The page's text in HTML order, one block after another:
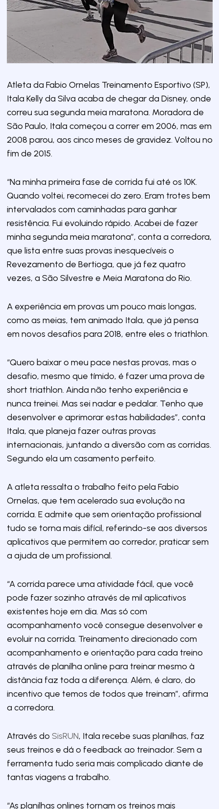
Atleta da Fabio Ornelas Treinamento Esportivo (SP),
Itala Kelly da Silva acaba de chegar da Disney, onde
correu sua segunda meia maratona. Moradora de
São Paulo, Itala começou a correr em 2006, mas em
2008 parou, aos cinco meses de gravidez. Voltou no
fim de 2015.
“Na minha primeira fase de corrida fui até os 10K.
Quando voltei, recomecei do zero. Eram trotes bem
intervalados com caminhadas para ganhar
resistência. Fui evoluindo rápido. Acabei de fazer
minha segunda meia maratona”, conta a corredora,
que lista entre suas provas inesquecíveis o
Revezamento de Bertioga, que já fez quatro
vezes, a São Silvestre e Meia Maratona do Rio.
A experiência em provas um pouco mais longas,
como as meias, tem animado Itala, que já pensa
em novos desafios para 2018, entre eles o triathlon.
“Quero baixar o meu pace nestas provas, mas o
desafio, mesmo que tímido, é fazer uma prova de
short triathlon. Ainda não tenho experiência e
nunca treinei. Mas sei nadar e pedalar. Tenho que
desenvolver e aprimorar estas habilidades”, conta
Itala, que planeja fazer outras provas
internacionais, juntando a diversão com as corridas.
Segundo ela um casamento perfeito.
A atleta ressalta o trabalho feito pela Fabio
Ornelas, que tem acelerado sua evolução na
corrida. E admite que sem orientação profissional
tudo se torna mais difícil, referindo-se aos diversos
aplicativos que permitem ao corredor, praticar sem
a ajuda de um profissional.
“A corrida parece uma atividade fácil, que você
pode fazer sozinho através de mil aplicativos
existentes hoje em dia. Mas só com
acompanhamento você consegue desenvolver e
evoluir na corrida. Treinamento direcionado com
acompanhamento e orientação para cada treino
através de planilha online para treinar mesmo à
distância faz toda a diferença. Além, é claro, do
incentivo que temos de todos que treinam”, afirma
a corredora.
Através do SisRUN, Itala recebe suas planilhas, faz
seus treinos e dá o feedback ao treinador. Sem a
ferramenta tudo seria mais complicado diante de
tantas viagens a trabalho.
“As planilhas onlines tornam os treinos mais